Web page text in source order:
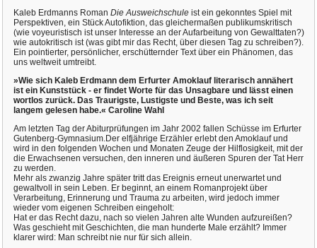
Kaleb Erdmanns Roman Die Ausweichschuleist ein gekonntes Spiel mit
Perspektiven, ein Stück Autofiktion, das gleichermaßen publikumskritisch
(wie voyeuristisch ist unser Interesse an der Aufarbeitung von Gewalttaten?)
wie autokritisch ist (was gibt mir das Recht, über diesen Tag zu schreiben?).
Ein pointierter, persönlicher, erschütternder Text über ein Phänomen, das
uns weltweit umtreibt.
»Wie sich Kaleb Erdmann dem Erfurter Amoklauf literarisch annähert
ist ein Kunststück - er findet Worte für das Unsagbare und lässt einen
wortlos zurück. Das Traurigste, Lustigste und Beste, was ich seit
langem gelesen habe.« Caroline Wahl
Am letzten Tag der Abiturprüfungen im Jahr 2002 fallen Schüsse im Erfurter
Gutenberg-Gymnasium.Der elfjährige Erzähler erlebt den Amoklauf und
wird in den folgenden Wochen und Monaten Zeuge der Hilflosigkeit, mit der
die Erwachsenen versuchen, den inneren und äußeren Spuren der Tat Herr
zu werden.
Mehr als zwanzig Jahre später tritt das Ereignis erneut unerwartet und
gewaltvoll in sein Leben. Er beginnt, an einem Romanprojekt über
Verarbeitung, Erinnerung und Trauma zu arbeiten, wird jedoch immer
wieder vom eigenen Schreiben eingeholt:
Hat er das Recht dazu, nach so vielen Jahren alte Wunden aufzureißen?
Was geschieht mit Geschichten, die man hunderte Male erzählt? Immer
klarer wird: Man schreibt nie nur für sich allein.